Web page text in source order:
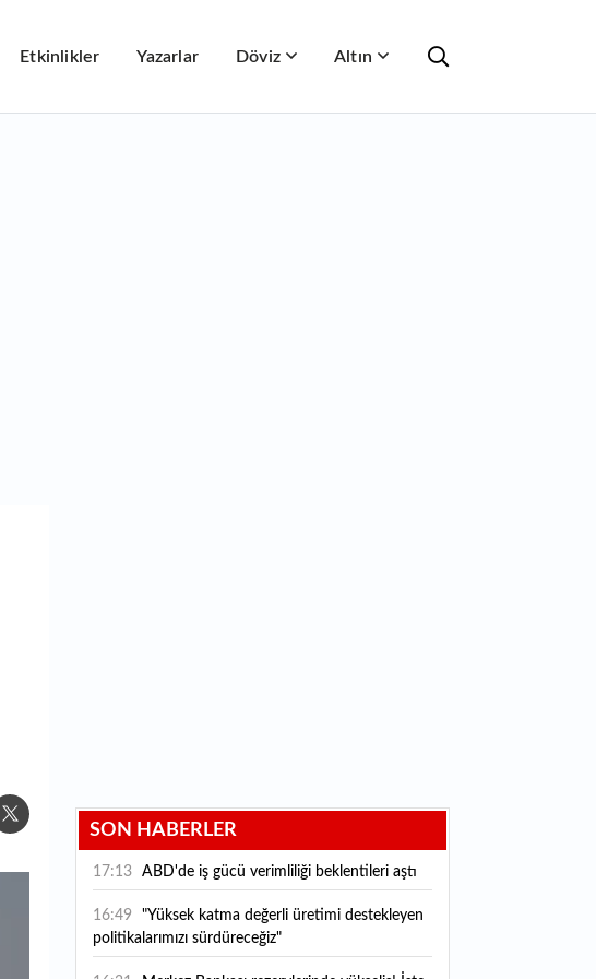
Etkinlikler Yazarlar Döviz Altın
SON HABERLER
17:13 ABD'de iş gücü verimliliği beklentileri aştı
16:49
"Yüksek katma değerli üretimi destekleyen
politikalarımızı sürdüreceğiz"